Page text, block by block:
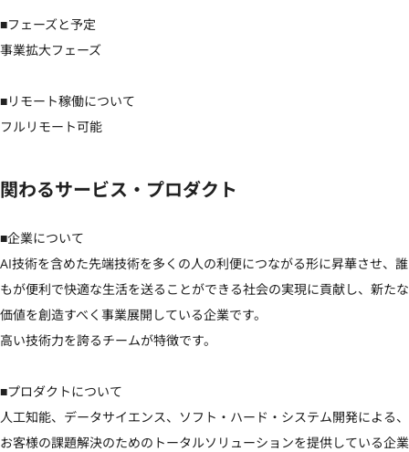
■フェーズと予定
事業拡大フェーズ
■リモート稼働について
フルリモート可能
関わるサービス・プロダクト
■企業について
AI技術を含めた先端技術を多くの人の利便につながる形に昇華させ、誰
もが便利で快適な生活を送ることができる社会の実現に貢献し、新たな
価値を創造すべく事業展開している企業です。
高い技術力を誇るチームが特徴です。
■プロダクトについて
人工知能、データサイエンス、ソフト・ハード・システム開発による、
お客様の課題解決のためのトータルソリューションを提供している企業